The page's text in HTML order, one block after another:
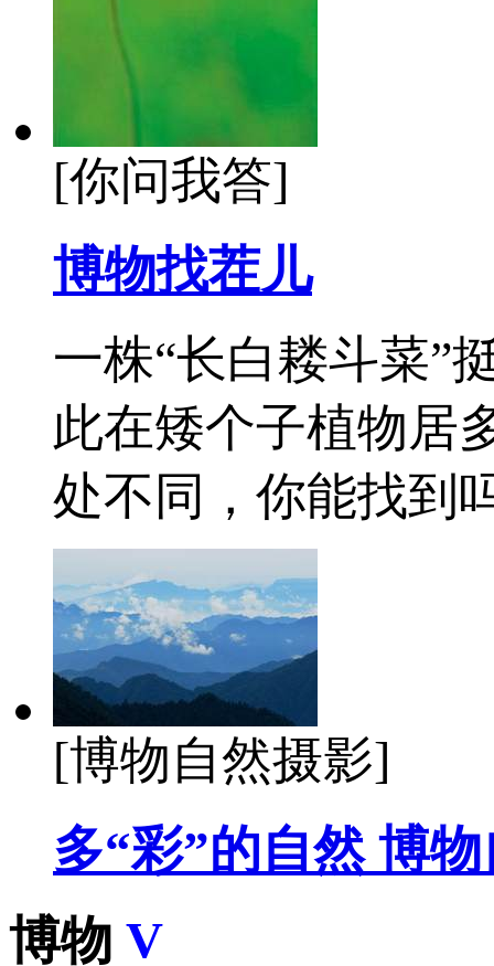
[你问我答]
博物找茬儿
一株“长白耧斗菜”
此在矮个子植物居
处不同，你能找到
[博物自然摄影]
多“彩”的自然 博
博物 V